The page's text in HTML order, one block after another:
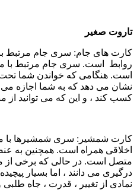
صغیر
های جام: سری جام مرتبط با
است. سری جام مرتبط با
هنگامی که خواندن شما تحت
می دهد که به شما اجازه می
کند ، و این که می توانید از
شمشیر: سری شمشیرها با
همراه است. همچنین به
است. در حالی که برخی از
می دانند ، اما بسیار پیچیده
از تغییر ، قدرت ، جاه طلبی